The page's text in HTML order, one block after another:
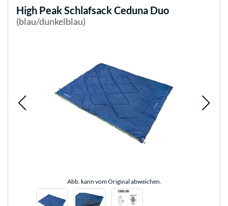
High PeakSchlafsack Ceduna Duo
(blau/dunkelblau)
Abb. kann vom Original abweichen.